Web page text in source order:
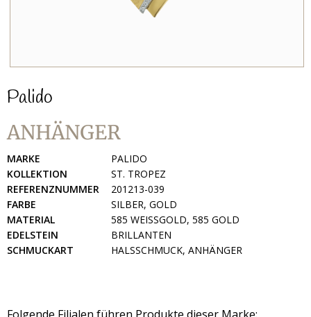
Palido
ANHÄNGER
MARKE
PALIDO
KOLLEKTION
ST. TROPEZ
REFERENZNUMMER
201213-039
FARBE
SILBER, GOLD
MATERIAL
585 WEISSGOLD, 585 GOLD
EDELSTEIN
BRILLANTEN
SCHMUCKART
HALSSCHMUCK, ANHÄNGER